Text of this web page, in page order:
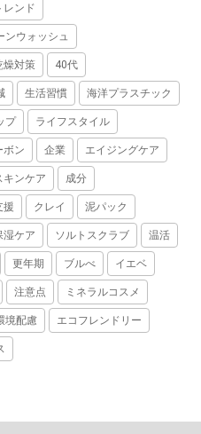
レンド
ンウォッシュ
燥対策 40代
生活習慣 海洋プラスチック
プ ライフスタイル
ボン 企業 エイジングケア
キンケア 成分
援 クレイ 泥パック
湿ケア ソルトスクラブ 温活
更年期 ブルべ イエベ
注意点 ミネラルコスメ
境配慮 エコフレンドリー